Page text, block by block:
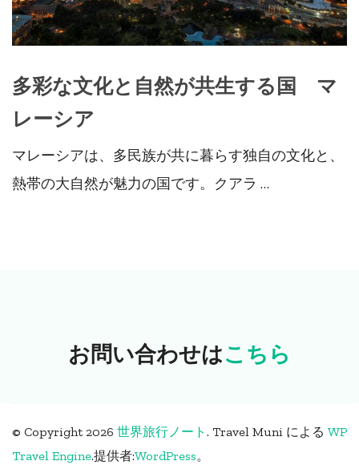
多彩な文化と自然が共生する国 マ
レーシア
マレーシアは、多民族が共に暮らす独自の文化と、
熱帯の大自然が魅力の国です。クアラ …
お問い合わせはこちら
© Copyright 2026 世界旅行ノート . Travel Muni による WP
Travel Engine.提供者:WordPress。